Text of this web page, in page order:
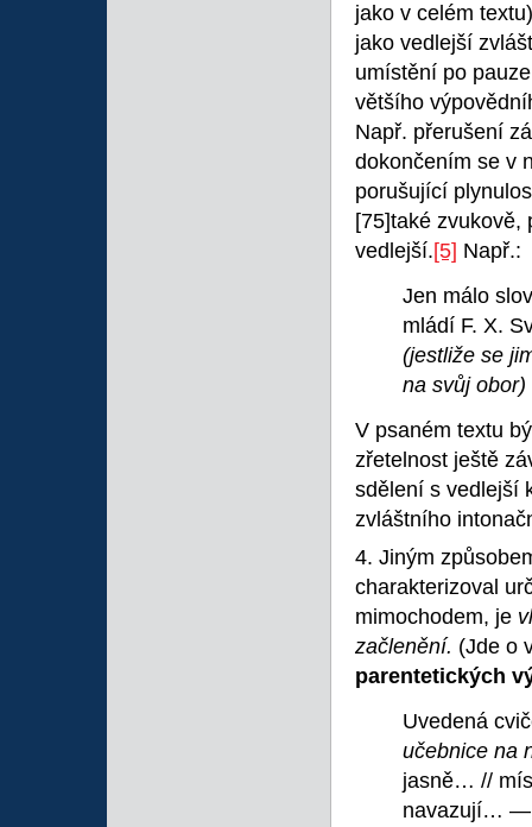
jako v celém
jako vedlejší
umístění po
většího
Např. přerušení
dokončením se v
porušující
[75]také zvukově,
vedlejší.[5] Např.:
Jen málo
mládí F. X.
(jestliže se
na svůj obor)
V psaném textu
zřetelnost ještě
sdělení s vedlejší
zvláštního
4. Jiným
charakterizoval
mimochodem, je
začlenění. (Jde o
parentetických
Uvedená
učebnice na
jasně… //
navazují… —